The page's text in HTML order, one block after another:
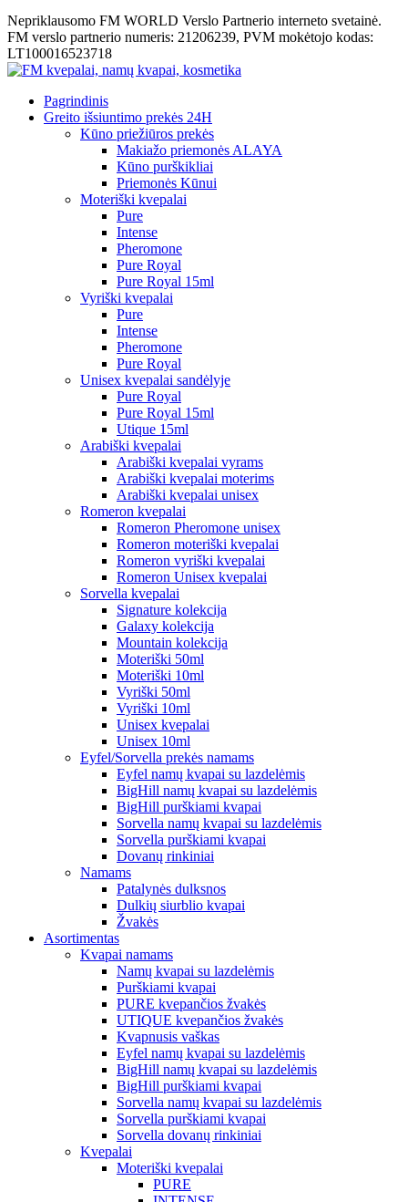
Nepriklausomo FM WORLD Verslo Partnerio interneto svetainė.
FM verslo partnerio numeris: 21206239, PVM mokėtojo kodas:
LT100016523718
Pagrindinis
Greito išsiuntimo prekės 24H
Kūno priežiūros prekės
Makiažo priemonės ALAYA
Kūno purškikliai
Priemonės Kūnui
Moteriški kvepalai
Pure
Intense
Pheromone
Pure Royal
Pure Royal 15ml
Vyriški kvepalai
Pure
Intense
Pheromone
Pure Royal
Unisex kvepalai sandėlyje
Pure Royal
Pure Royal 15ml
Utique 15ml
Arabiški kvepalai
Arabiški kvepalai vyrams
Arabiški kvepalai moterims
Arabiški kvepalai unisex
Romeron kvepalai
Romeron Pheromone unisex
Romeron moteriški kvepalai
Romeron vyriški kvepalai
Romeron Unisex kvepalai
Sorvella kvepalai
Signature kolekcija
Galaxy kolekcija
Mountain kolekcija
Moteriški 50ml
Moteriški 10ml
Vyriški 50ml
Vyriški 10ml
Unisex kvepalai
Unisex 10ml
Eyfel/Sorvella prekės namams
Eyfel namų kvapai su lazdelėmis
BigHill namų kvapai su lazdelėmis
BigHill purškiami kvapai
Sorvella namų kvapai su lazdelėmis
Sorvella purškiami kvapai
Dovanų rinkiniai
Namams
Patalynės dulksnos
Dulkių siurblio kvapai
Žvakės
Asortimentas
Kvapai namams
Namų kvapai su lazdelėmis
Purškiami kvapai
PURE kvepančios žvakės
UTIQUE kvepančios žvakės
Kvapnusis vaškas
Eyfel namų kvapai su lazdelėmis
BigHill namų kvapai su lazdelėmis
BigHill purškiami kvapai
Sorvella namų kvapai su lazdelėmis
Sorvella purškiami kvapai
Sorvella dovanų rinkiniai
Kvepalai
Moteriški kvepalai
PURE